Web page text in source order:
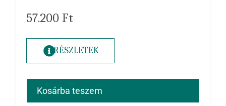
57.200Ft
RÉSZLETEK
Kosárba teszem